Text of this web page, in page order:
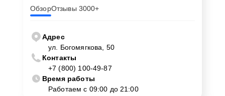
ОбзорОтзывы 3000+
Адрес
ул. Богомягкова, 50
Контакты
+7 (800) 100-49-87
Время работы
Работаем с 09:00 до 21:00